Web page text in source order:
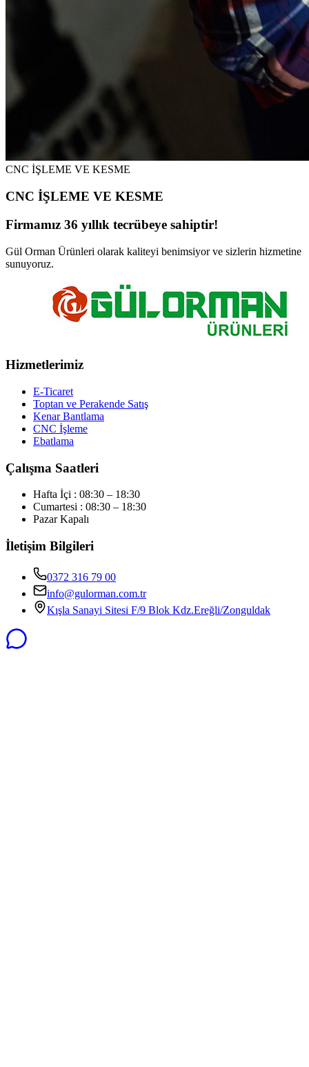
CNC İŞLEME VE KESME
CNC İŞLEME VE KESME
Firmamız 36 yıllık tecrübeye sahiptir!
Gül Orman Ürünleri olarak kaliteyi benimsiyor ve sizlerin hizmetine
sunuyoruz.
Hizmetlerimiz
E-Ticaret
Toptan ve Perakende Satış
Kenar Bantlama
CNC İşleme
Ebatlama
Çalışma Saatleri
Hafta İçi : 08:30 – 18:30
Cumartesi : 08:30 – 18:30
Pazar Kapalı
İletişim Bilgileri
0372 316 79 00
info@gulorman.com.tr
Kışla Sanayi Sitesi F/9 Blok Kdz.Ereğli/Zonguldak